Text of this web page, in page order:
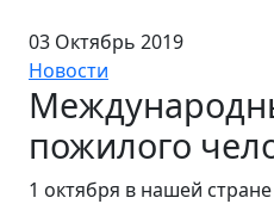
03 Октябрь 2019
Новости
пожилого
1 октября в нашей